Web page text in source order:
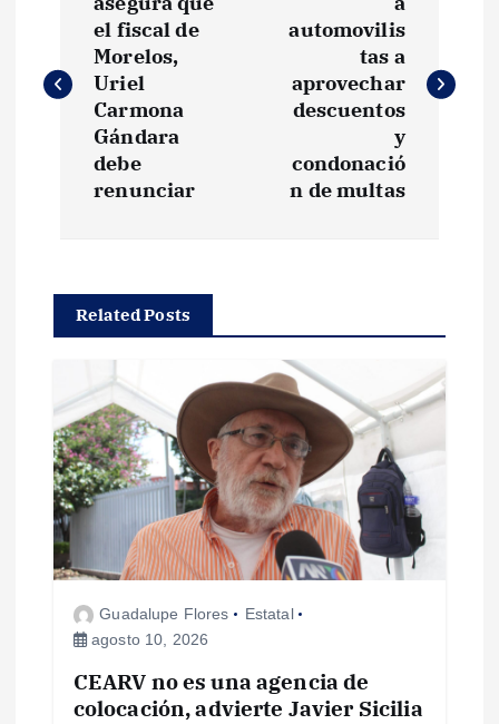
v
c
ó
n
d
e
el fiscal de
Morelos,
Uriel
Carmona
Gándara
debe
renunciar
automovilis
tas a
aprovechar
descuentos
y
condonació
n de multas
Related Posts
Guadalupe Flores
Estatal
agosto 10, 2026
CEARV no es una agencia de
colocación, advierte Javier Sicilia